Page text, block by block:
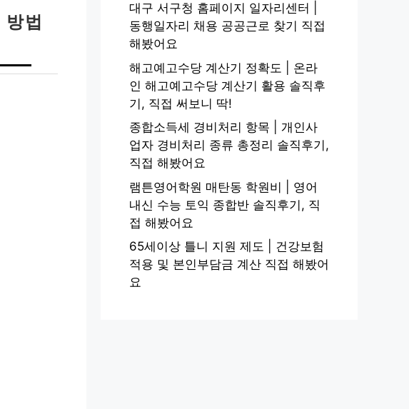
법
대구 서구청 홈페이지 일자리센터 |
동행일자리 채용 공공근로 찾기 직접
해봤어요
해고예고수당 계산기 정확도 | 온라
인 해고예고수당 계산기 활용 솔직후
기, 직접 써보니 딱!
종합소득세 경비처리 항목 | 개인사
업자 경비처리 종류 총정리 솔직후기,
직접 해봤어요
램튼영어학원 매탄동 학원비 | 영어
내신 수능 토익 종합반 솔직후기, 직
접 해봤어요
65세이상 틀니 지원 제도 | 건강보험
적용 및 본인부담금 계산 직접 해봤어
요